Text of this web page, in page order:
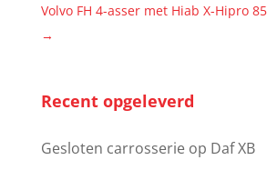
Volvo FH 4-asser met Hiab X-Hipro
→
Recent opgeleverd
Gesloten carrosserie op Daf XB